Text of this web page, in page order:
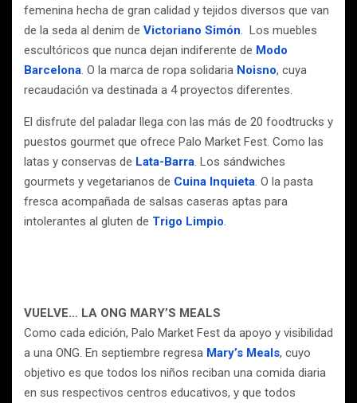
femenina hecha de gran calidad y tejidos diversos que van
de la seda al denim de Victoriano Simón. Los muebles
escultóricos que nunca dejan indiferente de Modo
Barcelona. O la marca de ropa solidaria Noisno, cuya
recaudación va destinada a 4 proyectos diferentes.
El disfrute del paladar llega con las más de 20 foodtrucks y
puestos gourmet que ofrece Palo Market Fest. Como las
latas y conservas de Lata-Barra. Los sándwiches
gourmets y vegetarianos de Cuina Inquieta. O la pasta
fresca acompañada de salsas caseras aptas para
intolerantes al gluten de Trigo Limpio.
VUELVE… LA ONG MARY’S MEALS
Como cada edición, Palo Market Fest da apoyo y visibilidad
a una ONG. En septiembre regresa Mary’s Meals, cuyo
objetivo es que todos los niños reciban una comida diaria
en sus respectivos centros educativos, y que todos